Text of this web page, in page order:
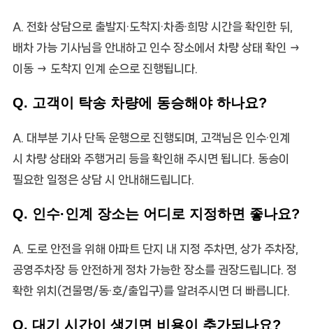
A. 전화 상담으로 출발지·도착지·차종·희망 시간을 확인한 뒤,
배차 가능 기사님을 안내하고 인수 장소에서 차량 상태 확인 →
이동 → 도착지 인계 순으로 진행됩니다.
Q. 고객이 탁송 차량에 동승해야 하나요?
A. 대부분 기사 단독 운행으로 진행되며, 고객님은 인수·인계
시 차량 상태와 주행거리 등을 확인해 주시면 됩니다. 동승이
필요한 일정은 상담 시 안내해드립니다.
Q. 인수·인계 장소는 어디로 지정하면 좋나요?
A. 도로 안전을 위해 아파트 단지 내 지정 주차면, 상가 주차장,
공영주차장 등 안전하게 정차 가능한 장소를 권장드립니다. 정
확한 위치(건물명/동·호/출입구)를 알려주시면 더 빠릅니다.
Q. 대기 시간이 생기면 비용이 추가되나요?